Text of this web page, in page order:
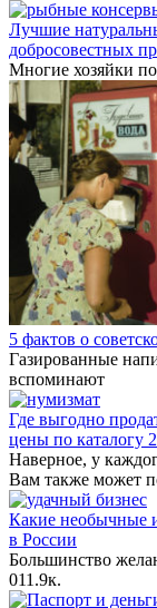
Лучшие
добросовестных
Многие хозяйки
5 фактов о
Газированные
вспоминают
Где выгодно
цены по каталогу
Наверное, у
Вам также может
Какие необычные
в России
Большинство
011.9к.